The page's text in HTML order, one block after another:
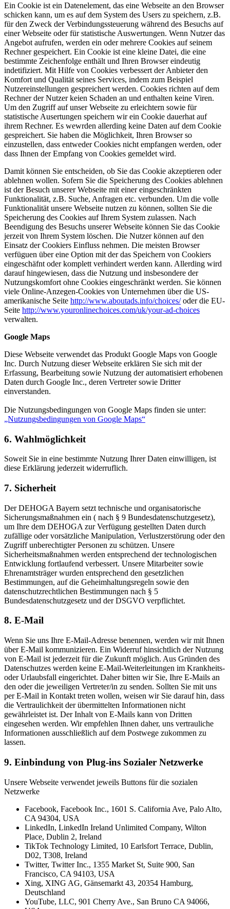
Ein Cookie ist ein Datenelement, das eine Webseite an den Browser
schicken kann, um es auf dem System des Users zu speichern, z.B.
für den Zweck der Verbindungssteuerung während des Besuchs auf
einer Webseite oder für statistische Auswertungen. Wenn Nutzer das
Angebot aufrufen, werden ein oder mehrere Cookies auf seinem
Rechner gespeichert. Ein Cookie ist eine kleine Datei, die eine
bestimmte Zeichenfolge enthält und Ihren Browser eindeutig
indetifiziert. Mit Hilfe von Cookies verbessert der Anbieter den
Komfort und Qualität seines Services, indem zum Beispiel
Nutzereinstellungen gespreichert werden. Cookies richten auf dem
Rechner der Nutzer keien Schaden an und enthalten keine Viren.
Um den Zugriff auf unser Webseite zu erleichtern sowie für
statistische Ausertungen speichern wir ein Cookie dauerhat auf
ihrem Rechner. Es wewrden allerding keine Daten auf dem Cookie
gespreichert. Sie haben die Möglichkeit, Ihren Browser so
einzustellen, dass entweder Cookies nicht empfangen werden, oder
dass Ihnen der Empfang von Cookies gemeldet wird.
Damit können Sie entscheiden, ob Sie das Cookie akzeptieren oder
ablehnen wollen. Sofern Sie die Speicherung des Cookies ablehnen
ist der Besuch unserer Webseite mit einer eingeschränkten
Funktionalität, z.B. Suche, Anfragen etc. verbunden. Um die volle
Funktionalität unsere Webseite nutzen zu können, sollten Sie die
Speicherung des Cookies auf Ihrem System zulassen. Nach
Beendigung des Besuchs unserer Webseite können Sie das Cookie
jerzeit von Ihrem System löschen. Die Nutzer können auf den
Einsatz der Cookiers Einfluss nehmen. Die meisten Browser
verfüguen über eine Option mit der das Speichern von Cookiers
eingeschäfnt oder komplett verhindert werden kann. Allerding wird
darauf hingewiesen, dass die Nutzung und insbesondere der
Nutzungskomfort ohne Cookies eingeschränkt werden. Sie können
viele Online-Anzegen-Cookies von Unternehmen über die US-
amerikanische Seite http://www.aboutads.info/choices/oder die EU-
Seite http://www.youronlinechoices.com/uk/your-ad-choices
verwalten.
Google Maps
Diese Webseite verwendet das Produkt Google Maps von Google
Inc. Durch Nutzung dieser Webseite erklären Sie sich mit der
Erfassung, Bearbeitung sowie Nutzung der automatisiert erhobenen
Daten durch Google Inc., deren Vertreter sowie Dritter
einverstanden.
Die Nutzungsbedingungen von Google Maps finden sie unter:
„Nutzungsbedingungen von Google Maps“
6. Wahlmöglichkeit
Soweit Sie in eine bestimmte Nutzung Ihrer Daten einwilligen, ist
diese Erklärung jederzeit widerruflich.
7. Sicherheit
Der DEHOGA Bayern setzt technische und organisatorische
Sicherungsmaßnahmen ein ( nach § 9 Bundesdatenschutzgesetz),
um Ihre dem DEHOGA zur Verfügung gestellten Daten durch
zufällige oder vorsätzliche Manipulation, Verlustzerstörung oder den
Zugriff unberechtigter Personen zu schützen. Unsere
Sicherheitsmaßnahmen werden entsprechend der technologischen
Entwicklung fortlaufend verbessert. Unsere Mitarbeiter sowie
Ehrenamtsträger wurden entsprechend den gesetzlichen
Bestimmungen, auf die Geheimhaltungsregeln sowie den
datenschutzrechtlichen Bestimmungen nach § 5
Bundesdatenschutzgesetz und der DSGVO verpflichtet.
8. E-Mail
Wenn Sie uns Ihre E-Mail-Adresse benennen, werden wir mit Ihnen
über E-Mail kommunizieren. Ein Widerruf hinsichtlich der Nutzung
von E-Mail ist jederzeit für die Zukunft möglich. Aus Gründen des
Datenschutzes werden keine E-Mail-Weiterleitungen im Krankheits-
oder Urlaubsfall eingerichtet. Daher bitten wir Sie, Ihre E-Mails an
den oder die jeweiligen Vertreter/in zu senden. Sollten Sie mit uns
per E-Mail in Kontakt treten wollen, weisen wir Sie darauf hin, dass
die Vertraulichkeit der übermittelten Informationen nicht
gewährleistet ist. Der Inhalt von E-Mails kann von Dritten
eingesehen werden. Wir empfehlen Ihnen daher, uns vertrauliche
Informationen ausschließlich auf dem Postwege zukommen zu
lassen.
9. Einbindung von Plug-ins Sozialer Netzwerke
Unsere Webseite verwendet jeweils Buttons für die sozialen
Netzwerke
Facebook, Facebook Inc., 1601 S. California Ave, Palo Alto,
CA 94304, USA
LinkedIn, LinkedIn Ireland Unlimited Company, Wilton
Place, Dublin 2, Ireland
TikTok Technology Limited, 10 Earlsfort Terrace, Dublin,
D02, T308, Ireland
Twitter, Twitter Inc., 1355 Market St, Suite 900, San
Francisco, CA 94103, USA
Xing, XING AG, Gänsemarkt 43, 20354 Hamburg,
Deutschland
YouTube, LLC, 901 Cherry Ave., San Bruno CA 94066,